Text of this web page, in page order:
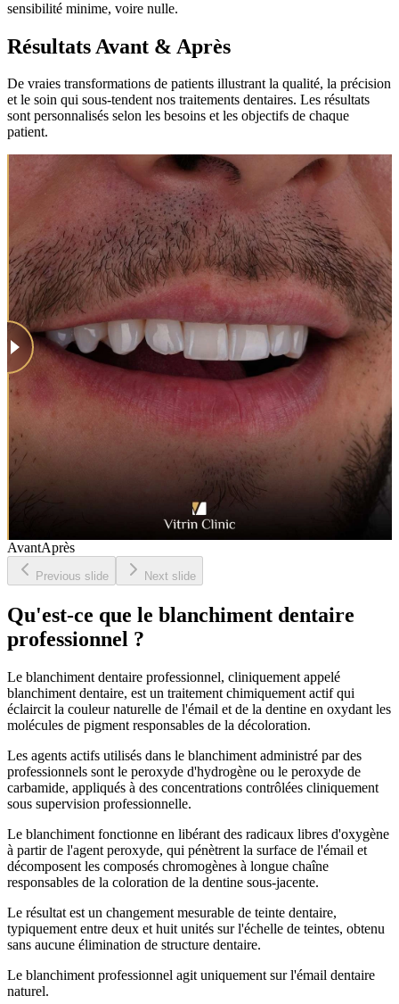
sensibilité minime, voire nulle.
Résultats Avant & Après
De vraies transformations de patients illustrant la qualité, la précision
et le soin qui sous-tendent nos traitements dentaires. Les résultats
sont personnalisés selon les besoins et les objectifs de chaque
patient.
AvantAprès
Previous slide Next slide
Qu'est-ce que le blanchiment dentaire
professionnel ?
Le blanchiment dentaire professionnel, cliniquement appelé
blanchiment dentaire, est un traitement chimiquement actif qui
éclaircit la couleur naturelle de l'émail et de la dentine en oxydant les
molécules de pigment responsables de la décoloration.
Les agents actifs utilisés dans le blanchiment administré par des
professionnels sont le peroxyde d'hydrogène ou le peroxyde de
carbamide, appliqués à des concentrations contrôlées cliniquement
sous supervision professionnelle.
Le blanchiment fonctionne en libérant des radicaux libres d'oxygène
à partir de l'agent peroxyde, qui pénètrent la surface de l'émail et
décomposent les composés chromogènes à longue chaîne
responsables de la coloration de la dentine sous-jacente.
Le résultat est un changement mesurable de teinte dentaire,
typiquement entre deux et huit unités sur l'échelle de teintes, obtenu
sans aucune élimination de structure dentaire.
Le blanchiment professionnel agit uniquement sur l'émail dentaire
naturel.